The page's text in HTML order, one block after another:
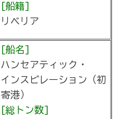
[船籍]
リベリア
[船名]
ハンセアティック・
インスピレーション（初
寄港）
[総トン数]